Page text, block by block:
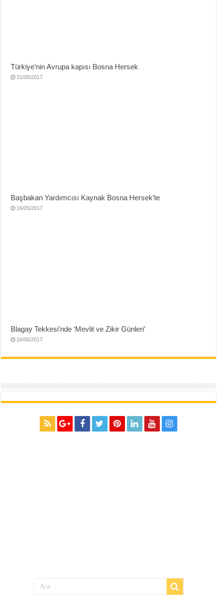
Türkiye’nin Avrupa kapısı Bosna Hersek
31/05/2017
Başbakan Yardımcısı Kaynak Bosna Hersek’te
16/05/2017
Blagay Tekkesi’nde ‘Mevlit ve Zikir Günleri’
16/05/2017